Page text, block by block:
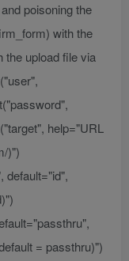
poisoning the
with the
the upload file via
help="URL
)")
default="id",
= passthru)")